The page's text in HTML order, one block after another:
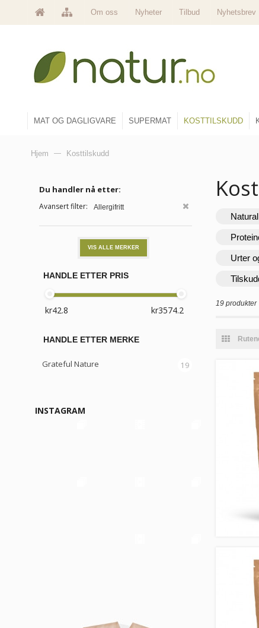
Om oss Nyheter Tilbud Nyhetsbrev
MAT OG DAGLIGVARE SUPERMAT KOSTTILSKUDD
Hjem — Kosttilskudd
Urter
19 produkter
Du handler nå etter:
Avansert filter: Allergifritt
VIS ALLE MERKER
HANDLE ETTER PRIS
HANDLE ETTER MERKE
Grateful Nature 19
INSTAGRAM